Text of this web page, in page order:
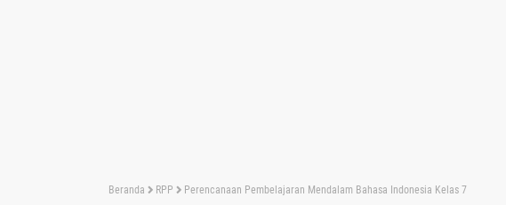
Beranda RPP Perencanaan Pembelajaran Mendalam Bahasa Indonesia Kelas 7